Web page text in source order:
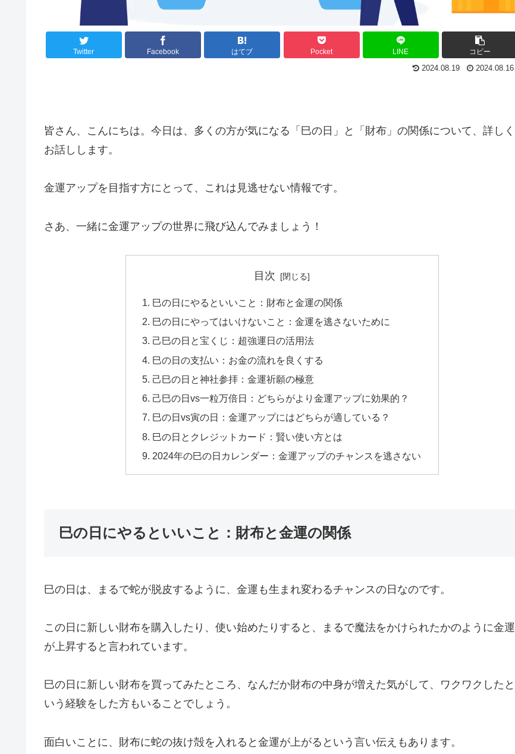
Twitter Facebook はてブ Pocket LINE コピー
2024.08.19 2024.08.16
皆さん、こんにちは。今日は、多くの方が気になる「巳の日」と「財布」の関係について、詳しく
お話しします。
金運アップを目指す方にとって、これは見逃せない情報です。
さあ、一緒に金運アップの世界に飛び込んでみましょう！
目次
巳の日にやるといいこと：財布と金運の関係
巳の日にやってはいけないこと：金運を逃さないために
己巳の日と宝くじ：超強運日の活用法
巳の日の支払い：お金の流れを良くする
己巳の日と神社参拝：金運祈願の極意
己巳の日vs一粒万倍日：どちらがより金運アップに効果的？
巳の日vs寅の日：金運アップにはどちらが適している？
巳の日とクレジットカード：賢い使い方とは
2024年の巳の日カレンダー：金運アップのチャンスを逃さない
巳の日にやるといいこと：財布と金運の関係
巳の日は、まるで蛇が脱皮するように、金運も生まれ変わるチャンスの日なのです。
この日に新しい財布を購入したり、使い始めたりすると、まるで魔法をかけられたかのように金運
が上昇すると言われています。
巳の日に新しい財布を買ってみたところ、なんだか財布の中身が増えた気がして、ワクワクしたと
いう経験をした方もいることでしょう。
面白いことに、財布に蛇の抜け殻を入れると金運が上がるという言い伝えもあります。